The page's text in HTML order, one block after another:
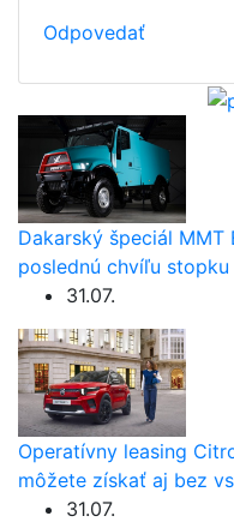
Odpovedať
Dakarský špeciál MMT
poslednú chvíľu stopku
31.07.
Operatívny leasing
môžete získať aj bez
31.07.